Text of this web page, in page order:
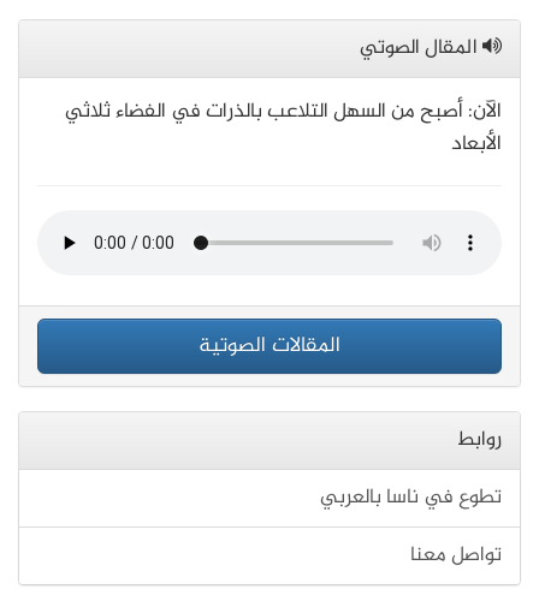
المقال الصوتي
الآن: أصبح من السهل التلاعب بالذرات في الفضاء ثلاثي
الأبعاد
المقالات الصوتية
روابط
تطوع في ناسا بالعربي
تواصل معنا